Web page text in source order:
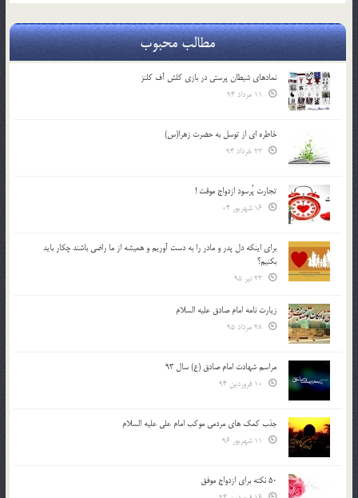
مطالب محبوب
نمادهای شیطان پرستی در بازی کلش آف کلنز
خاطره ای از توسل به حضرت زهرا(س)
تجارت پُرسود ازدواج موقت !
براي اينكه دل پدر و مادر را به دست آوريم و هميشه از ما راضي باشند چكار بايد
بكنيم؟
زیارت نامه امام صادق علیه السلام
مراسم شهادت امام صادق (ع) سال 93
جذب کمک های مردمی موکب امام علی علیه السلام
50 نکته برای ازدواج موفق